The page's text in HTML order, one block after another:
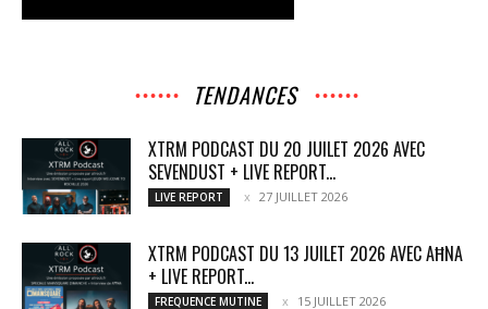
TENDANCES
XTRM PODCAST DU 20 JUILET 2026 AVEC
SEVENDUST + LIVE REPORT...
LIVE REPORT 27 JUILLET 2026
XTRM PODCAST DU 13 JUILET 2026 AVEC AĦNA
+ LIVE REPORT...
FREQUENCE MUTINE 15 JUILLET 2026